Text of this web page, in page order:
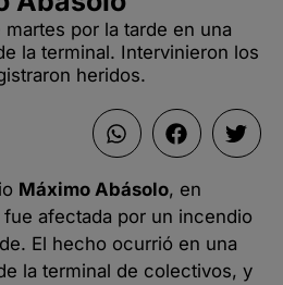
por la tarde en una
la terminal. Intervinieron los
heridos.
Máximo Abásolo, en
fue afectada por un incendio
El hecho ocurrió en una
la terminal de colectivos, y